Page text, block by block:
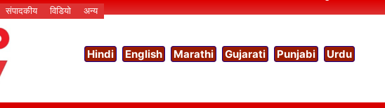
संपादकीय विडियो अन्य
Hindi English Marathi Gujarati Punjabi Urdu